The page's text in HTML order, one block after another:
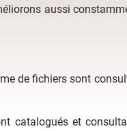
aussi
de fichiers sont
catalogués et